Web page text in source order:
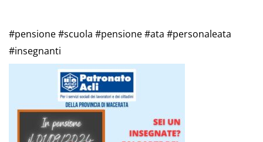
#pensione#scuola #pensione#ata #personaleata
#insegnanti